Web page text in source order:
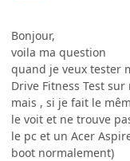
Bonjour,
voila ma question
quand je veux tester
Drive Fitness Test
mais , si je fait le
le voit et ne trouve
le pc et un Acer
boot normalement)